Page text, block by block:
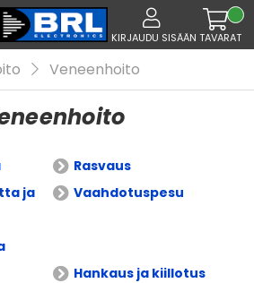
KIRJAUDU SISÄÄN TAVARAT
Veneenhoito
Rasvaus
ja
Vaahdotuspesu
Hankaus ja kiillotus